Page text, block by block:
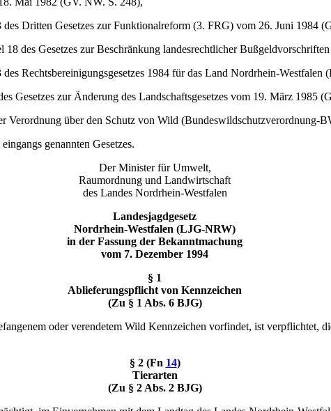
Dritten Gesetzes zur Funktionalreform (3. FRG) vom 26. Juni 1984
des Gesetzes zur Beschränkung landesrechtlicher
Rechtsbereinigungsgesetzes 1984 für das Land Nordrhein-
Gesetzes zur Änderung des Landschaftsgesetzes vom 19. März 1985
Verordnung über den Schutz von Wild
genannten Gesetzes.
Der Minister für Umwelt,
Raumordnung und Landwirtschaft
des Landes Nordrhein-Westfalen
Landesjagdgesetz
Nordrhein-Westfalen (LJG-NRW)
in der Fassung der Bekanntmachung
vom 7. Dezember 1994
§ 1
Ablieferungspflicht von Kennzeichen
(Zu § 1 Abs. 6 BJG)
oder verendetem Wild Kennzeichen vorfindet, ist verpflichtet,
§ 2 (Fn 14)
Tierarten
(Zu § 2 Abs. 2 BJG)